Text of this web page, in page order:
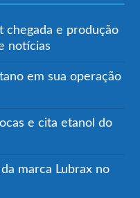
chegada e produção
notícias
em sua operação
e cita etanol do
marca Lubrax no